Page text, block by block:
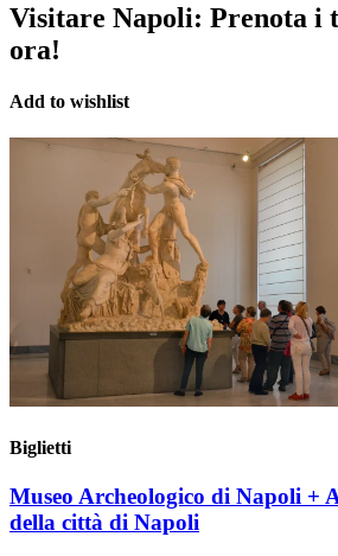
Visitare Napoli: Prenota i
ora!
Add to wishlist
Biglietti
Museo Archeologico di Napoli +
della città di Napoli